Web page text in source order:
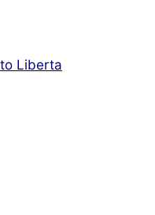
Liberta